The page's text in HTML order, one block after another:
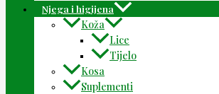
Njega i higijena
Koža
Lice
Tijelo
Kosa
Suplementi